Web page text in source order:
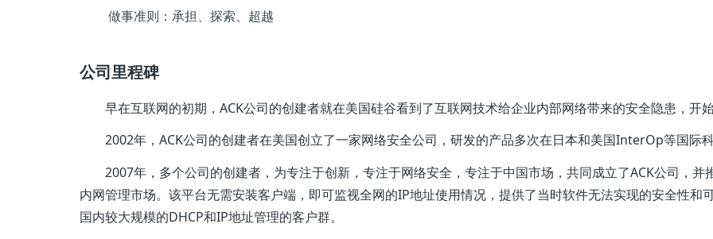
做事准则：承担、探索、超越
公司里程碑
早在互联网的初期，ACK公司的创建者就在美国硅谷看到了互联网技术给企业内部网络带来的安全隐患，开
2002年，ACK公司的创建者在美国创立了一家网络安全公司，研发的产品多次在日本和美国InterOp等国际
2007年，多个公司的创建者，为专注于创新，专注于网络安全，专注于中国市场，共同成立了ACK公司，
内网管理市场。该平台无需安装客户端，即可监视全网的IP地址使用情况，提供了当时软件无法实现的安全性和
国内较大规模的DHCP和IP地址管理的客户群。